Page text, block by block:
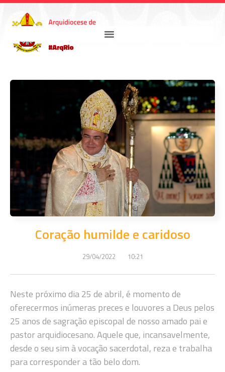
Coração humilde e caridoso
29/04/2022 10:21
Neste próximo dia 25 de abril, é momento de
oferecermos inúmeras preces e louvores a Deus pelos
25 anos de sagração episcopal de nosso amado pai e
pastor arquidiocesano. Aquele que, incansavelmente,
desde o seu sim à vocação sacerdotal, reza e trabalha
para corresponder a tão belo dom.